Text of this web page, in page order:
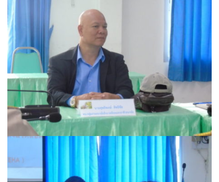
ที่พัก
Amante Baristro Hotel & Cafe’ @Pua
C View Home
Deply
Go Hight ‘O Village
HOMU Villa
Montha Residence
Shanti – Retreat